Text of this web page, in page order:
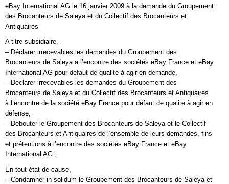
eBay International AG le 16 janvier 2009 à la demande du Groupement
des Brocanteurs de Saleya et du Collectif des Brocanteurs et
Antiquaires
A titre subsidiaire,
– Déclarer irrecevables les demandes du Groupement des
Brocanteurs de Saleya a l’encontre des sociétés eBay France et eBay
International AG pour défaut de qualité à agir en demande,
– Déclarer irrecevables les demandes du Groupement des
Brocanteurs de Saleya et du Collectif des Brocanteurs et Antiquaires
à l’encontre de la société eBay France pour défaut de qualité à agir en
défense,
– Débouter le Groupement des Brocanteurs de Saleya et le Collectif
des Brocanteurs et Antiquaires de l‘ensemble de leurs demandes, fins
et prétentions à l’encontre des sociétés eBay France et eBay
International AG ;
En tout état de cause,
– Condamner in solidum le Groupement des Brocanteurs de Saleya et